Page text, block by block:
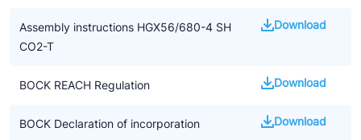
Assembly instructions HGX56/680-4 SH
CO2-T
Download
BOCK REACH Regulation Download
BOCK Declaration of incorporation Download